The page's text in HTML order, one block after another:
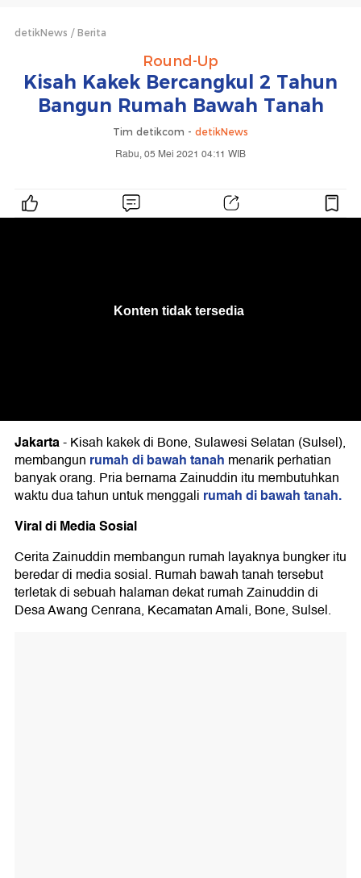
detikNews Berita
Round-Up
Kisah Kakek Bercangkul 2 Tahun
Bangun Rumah Bawah Tanah
Tim detikcom - detikNews
Rabu, 05 Mei 2021 04:11 WIB
Jakarta-Kisah kakek di Bone, Sulawesi Selatan (Sulsel),
membangun rumah di bawah tanah menarik perhatian
banyak orang. Pria bernama Zainuddin itu membutuhkan
waktu dua tahun untuk menggali rumah di bawah tanah.
Viral di Media Sosial
Cerita Zainuddin membangun rumah layaknya bungker itu
beredar di media sosial. Rumah bawah tanah tersebut
terletak di sebuah halaman dekat rumah Zainuddin di
Desa Awang Cenrana, Kecamatan Amali, Bone, Sulsel.